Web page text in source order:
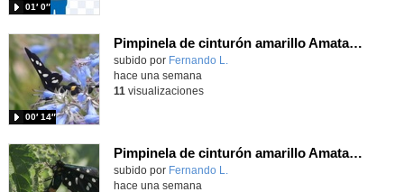
01′ 0″
Pimpinela de cinturón amarillo Amata phegea (Linnaeus, 1758)
Contenido educativo.
subido por Fernando L.
00′ 14″
hace una semana
11 visualizaciones
Pimpinela de cinturón amarillo Amata phegea (Linnaeus, 1758)
Contenido educativo.
subido por Fernando L.
hace una semana